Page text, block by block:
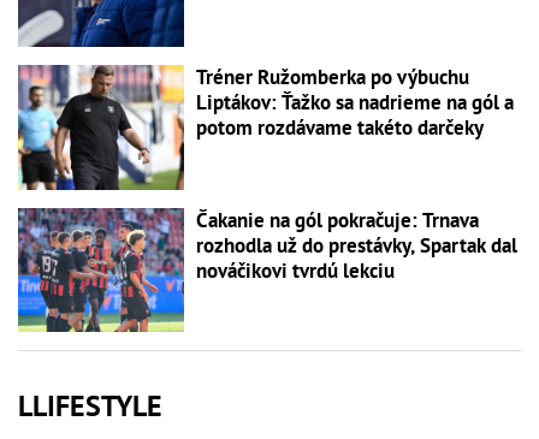
Tréner Ružomberka po výbuchu
Liptákov: Ťažko sa nadrieme na gól a
potom rozdávame takéto darčeky
Čakanie na gól pokračuje: Trnava
rozhodla už do prestávky, Spartak dal
nováčikovi tvrdú lekciu
LLIFESTYLE